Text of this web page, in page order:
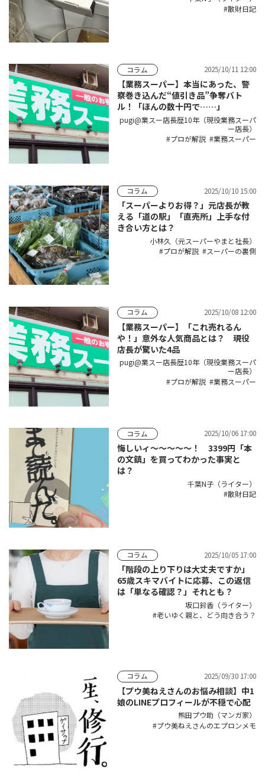
散財日記
コラム 2025/10/11 12:00
【業務スーパー】本当にあった、警
察巻き込んだ“値引き品”争奪バト
ル！「ほんの数十円で……」
pugi@業スー店長歴10年（現役業務スーパ
ー店長）
プロが解説
業務スーパー
コラム 2025/10/10 15:00
「スーパーよりお得？」元店長が教
える「道の駅」「直売所」上手な付
き合い方とは？
小林久（元スーパーやまと社長）
プロが解説
スーパーの裏側
コラム 2025/10/08 12:00
【業務スーパー】「これ売れるん
や！」意外な人気商品とは？ 現役
店長が驚いた4品
pugi@業スー店長歴10年（現役業務スーパ
ー店長）
プロが解説
業務スーパー
コラム 2025/10/06 17:00
悔しいィ～～～～～！ 3399円「本
の文鎮」を買ってわかった事実と
は？
千葉N子（ライター）
散財日記
コラム 2025/10/05 17:00
「階段の上り下りは大丈夫ですか」
65歳スキマバイトに応募、この返信
は「単なる確認？」それとも？
坂口鈴香（ライター）
老いゆく親と、どう向き合う？
コラム 2025/09/30 17:00
【プウ美ねえさんのお悩み相談】中1
娘のLINEプロフィールが不穏で心配
熊田プウ助（マンガ家）
プウ美ねえさんのエプロンメモ